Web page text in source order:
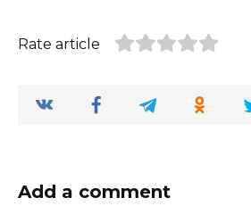
Rate article
Add a comment